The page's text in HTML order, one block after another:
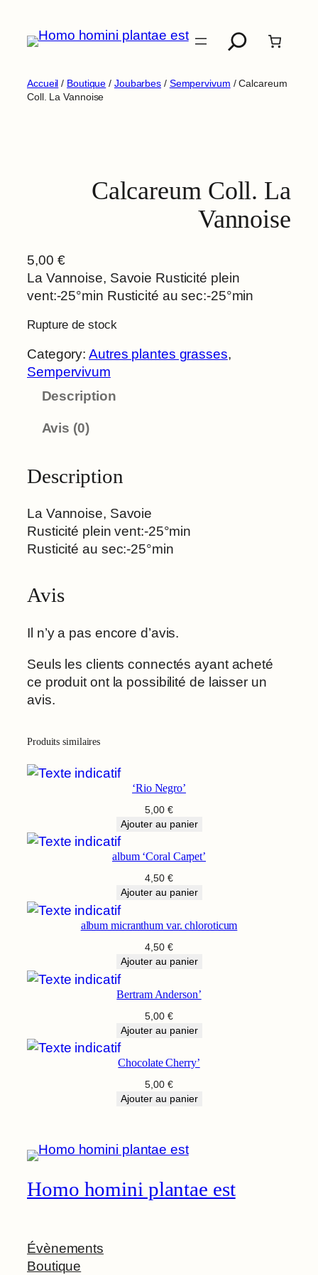
contenu
Accueil / Boutique / Joubarbes / Sempervivum / Calcareum
Coll. La Vannoise
Calcareum Coll. La
Vannoise
5,00 €
La Vannoise, Savoie Rusticité plein
vent:-25°min Rusticité au sec:-25°min
Rupture de stock
Category:Autres plantes grasses
Sempervivum
Description
Avis (0)
Description
La Vannoise, Savoie
Rusticité plein vent:-25°min
Rusticité au sec:-25°min
Avis
Il n’y a pas encore d’avis.
Seuls les clients connectés ayant acheté
ce produit ont la possibilité de laisser un
avis.
Produits similaires
‘Rio Negro’
5,00 €
Ajouter au panier
album ‘Coral Carpet’
4,50 €
Ajouter au panier
album micranthum var. chloroticum
4,50 €
Ajouter au panier
Bertram Anderson’
5,00 €
Ajouter au panier
Chocolate Cherry’
5,00 €
Ajouter au panier
Homo homini plantae est
Évènements
Boutique